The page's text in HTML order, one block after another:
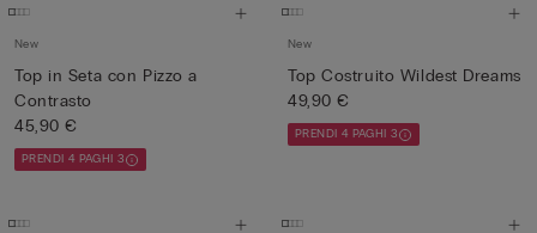
New
Top in Seta con Pizzo a
Contrasto
45,90 €
PRENDI 4 PAGHI 3
New
Top Costruito Wildest Dreams
49,90 €
PRENDI 4 PAGHI 3